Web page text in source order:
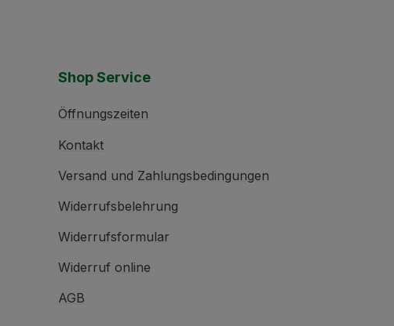
Shop Service
Öffnungszeiten
Kontakt
Versand und Zahlungsbedingungen
Widerrufsbelehrung
Widerrufsformular
Widerruf online
AGB